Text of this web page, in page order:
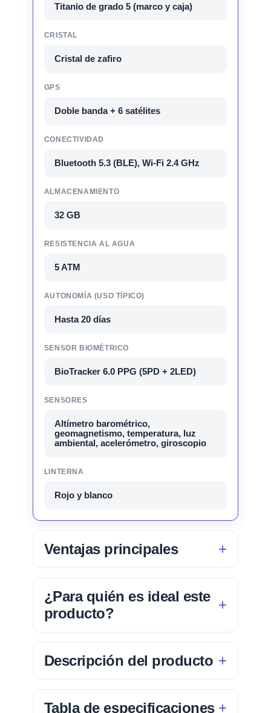
Titanio de grado 5 (marco y caja)
CRISTAL
Cristal de zafiro
GPS
Doble banda + 6 satélites
CONECTIVIDAD
Bluetooth 5.3 (BLE), Wi-Fi 2.4 GHz
ALMACENAMIENTO
32 GB
RESISTENCIA AL AGUA
5 ATM
AUTONOMÍA (USO TÍPICO)
Hasta 20 días
SENSOR BIOMÉTRICO
BioTracker 6.0 PPG (5PD + 2LED)
SENSORES
Altímetro barométrico,
geomagnetismo, temperatura, luz
ambiental, acelerómetro, giroscopio
LINTERNA
Rojo y blanco
Ventajas principales
¿Para quién es ideal este
producto?
Descripción del producto
Tabla de especificaciones